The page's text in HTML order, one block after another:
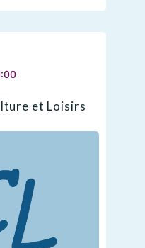
et Loisirs